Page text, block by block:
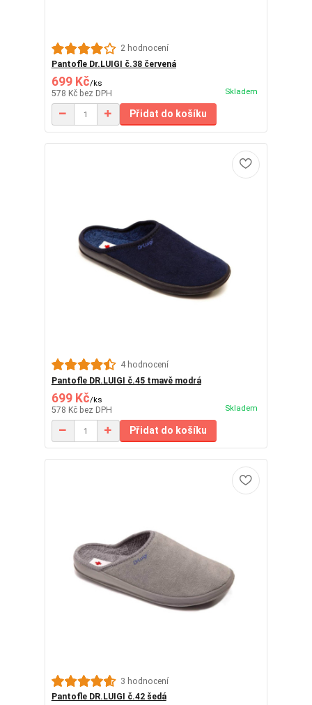
2 hodnocení
Pantofle Dr.LUIGI č.38 červená
699 Kč/ks
578 Kč bez DPH Skladem
Přidat do košíku
4 hodnocení
Pantofle DR.LUIGI č.45 tmavě modrá
699 Kč/ks
578 Kč bez DPH Skladem
Přidat do košíku
3 hodnocení
Pantofle DR.LUIGI č.42 šedá